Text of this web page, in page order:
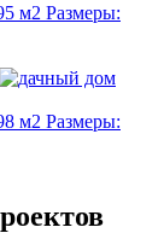
м2 Размеры:
м2 Размеры: